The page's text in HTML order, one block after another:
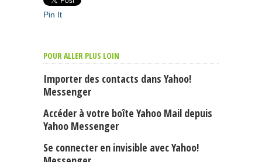
Pin It
POUR ALLER PLUS LOIN
Importer des contacts dans Yahoo!
Messenger
Accéder à votre boîte Yahoo Mail depuis
Yahoo Messenger
Se connecter en invisible avec Yahoo!